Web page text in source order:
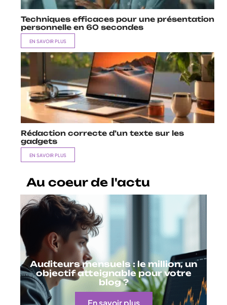
Techniques efficaces pour une présentation
personnelle en 60 secondes
EN SAVOIR PLUS
Rédaction correcte d’un texte sur les
gadgets
EN SAVOIR PLUS
Au coeur de l'actu
Auditeurs mensuels : le million, un
objectif atteignable pour votre
blog ?
En savoir plus